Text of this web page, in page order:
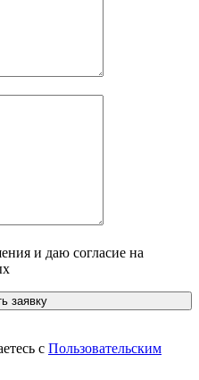
и даю согласие на
с Пользовательским